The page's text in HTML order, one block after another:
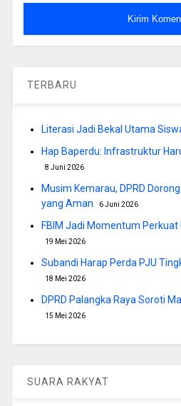
TERBARU
Literasi Jadi Bekal Utama
Hap Baperdu: Infrastruktur
8 Juni 2026
Musim Kemarau, DPRD
yang Aman
6 Juni 2026
FBIM Jadi Momentum
19 Mei 2026
Subandi Harap Perda PJU
18 Mei 2026
DPRD Palangka Raya Soroti
15 Mei 2026
SUARA RAKYAT